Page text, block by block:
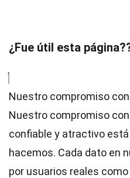
¿Fue útil esta
Nuestro compromiso
Nuestro compromiso
confiable y atractivo está
hacemos. Cada dato en
por usuarios reales